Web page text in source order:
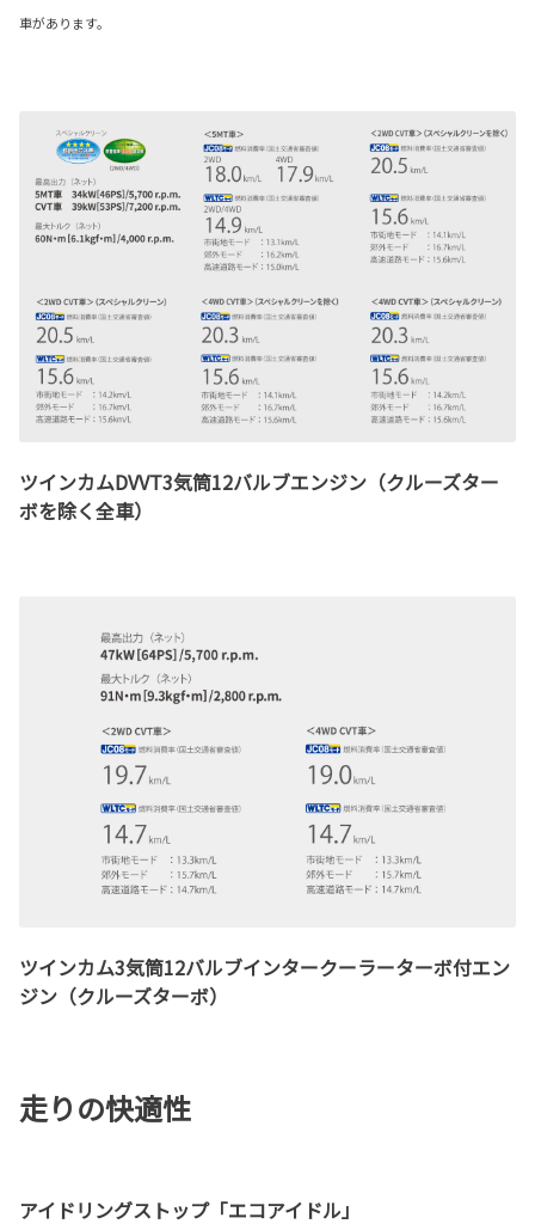
車があります。
ツインカムDVVT3気筒12バルブエンジン（クルーズター
ボを除く全車）
ツインカム3気筒12バルブインタークーラーターボ付エン
ジン（クルーズターボ）
走りの快適性
アイドリングストップ「エコアイドル」